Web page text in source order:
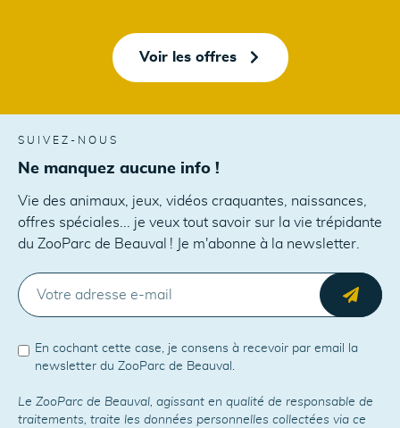
Voir les offres
SUIVEZ-NOUS
Ne manquez aucune info !
Vie des animaux, jeux, vidéos craquantes, naissances,
offres spéciales... je veux tout savoir sur la vie trépidante
du ZooParc de Beauval ! Je m'abonne à la newsletter.
En cochant cette case, je consens à recevoir par email la
newsletter du ZooParc de Beauval.
Le ZooParc de Beauval, agissant en qualité de responsable de
traitements, traite les données personnelles collectées via ce